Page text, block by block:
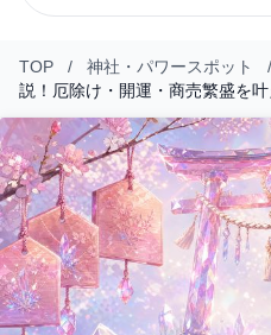
TOP / 神社・パワースポット /
説！厄除け・開運・商売繁盛を